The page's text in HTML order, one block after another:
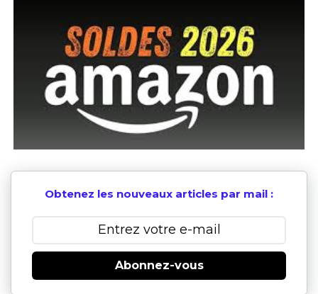
Obtenez les nouveaux articles par mail :
Abonnez-vous